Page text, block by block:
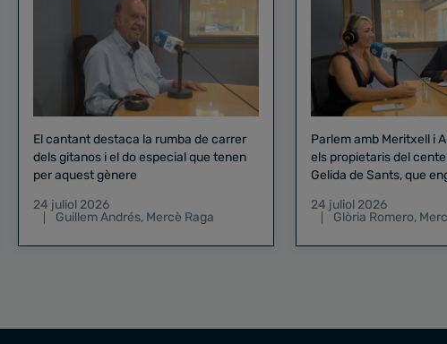
El cantant destaca la rumba de carrer
dels gitanos i el do especial que tenen
per aquest gènere
24 juliol 2026
Guillem Andrés, Mercè Raga
Parlem amb Meritxell i
els propietaris del centenari
Gelida de Sants, que
24 juliol 2026
Glòria Romero,